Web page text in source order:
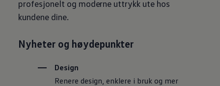
profesjonelt og moderne uttrykk ute hos
kundene dine.
Nyheter og høydepunkter
Design
Renere design, enklere i bruk og mer